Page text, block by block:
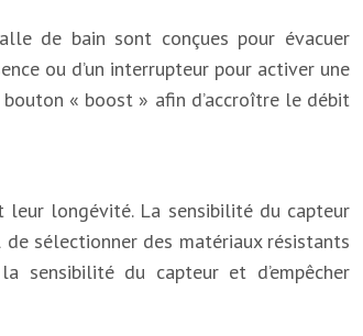
de bain sont conçues pour évacuer
ou d’un interrupteur pour activer une
« boost » afin d’accroître le débit
leur longévité. La sensibilité du capteur
sélectionner des matériaux résistants
sensibilité du capteur et d’empêcher